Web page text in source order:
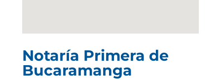
Notaría Primera de
Bucaramanga